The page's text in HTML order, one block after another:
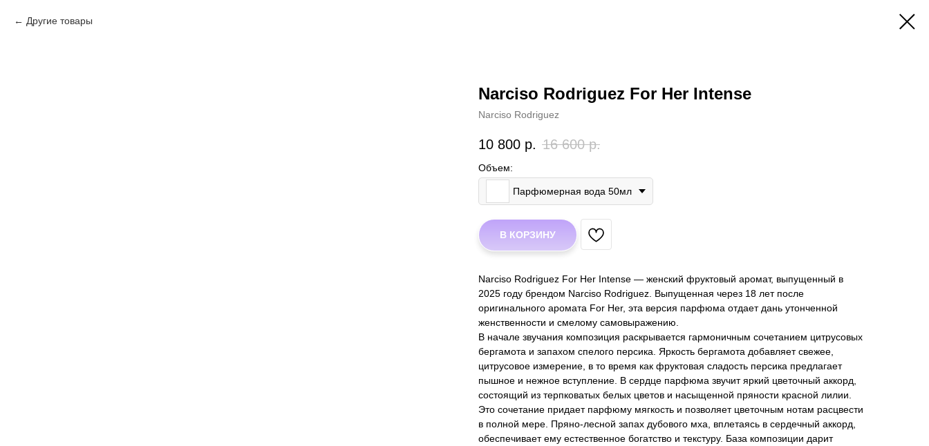
Другие товары
Narciso Rodriguez For Her Intense
Narciso Rodriguez
10 800 р. 16 600 р.
Объем:
Парфюмерная вода 50мл
В КОРЗИНУ
Narciso Rodriguez For Her Intense — женский фруктовый аромат, выпущенный в
2025 году брендом Narciso Rodriguez. Выпущенная через 18 лет после
оригинального аромата For Her, эта версия парфюма отдает дань утонченной
женственности и смелому самовыражению.
В начале звучания композиция раскрывается гармоничным сочетанием цитрусовых
бергамота и запахом спелого персика. Яркость бергамота добавляет свежее,
цитрусовое измерение, в то время как фруктовая сладость персика предлагает
пышное и нежное вступление. В сердце парфюма звучит яркий цветочный аккорд,
состоящий из терпковатых белых цветов и насыщенной пряности красной лилии.
Это сочетание придает парфюму мягкость и позволяет цветочным нотам расцвести
в полной мере. Пряно-лесной запах дубового мха, вплетаясь в сердечный аккорд,
обеспечивает ему естественное богатство и текстуру. База композиции дарит